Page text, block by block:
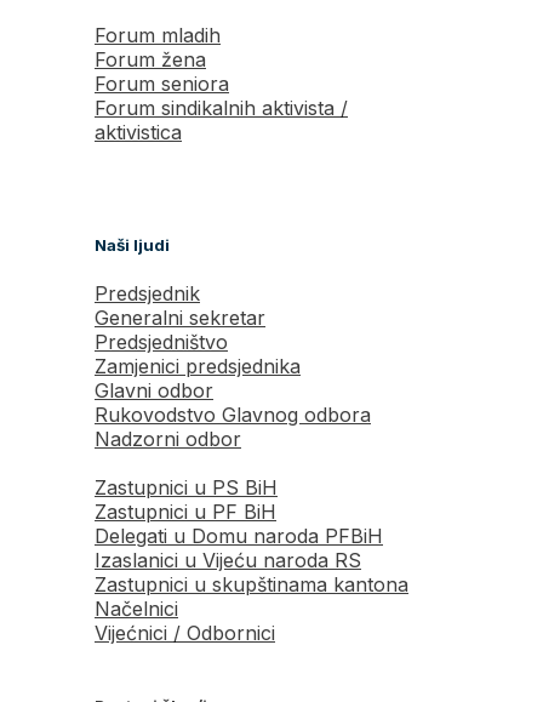
Forum mladih
Forum žena
Forum seniora
Forum sindikalnih aktivista /
aktivistica
Naši ljudi
Predsjednik
Generalni sekretar
Predsjedništvo
Zamjenici predsjednika
Glavni odbor
Rukovodstvo Glavnog odbora
Nadzorni odbor
Zastupnici u PS BiH
Zastupnici u PF BiH
Delegati u Domu naroda PFBiH
Izaslanici u Vijeću naroda RS
Zastupnici u skupštinama kantona
Načelnici
Vijećnici / Odbornici